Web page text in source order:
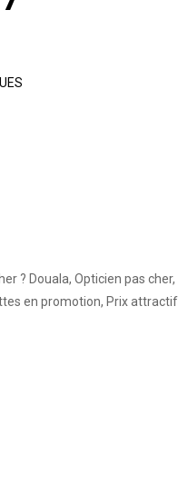
? Douala, Opticien pas
en promotion, Prix